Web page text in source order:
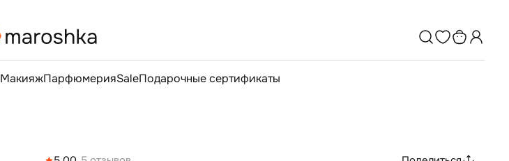
МакияжПарфюмерияSaleПодарочные сертификаты